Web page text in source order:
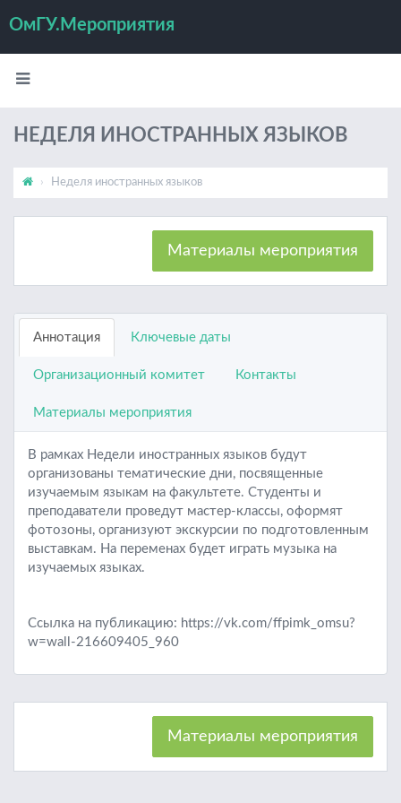
ОмГУ.Мероприятия
НЕДЕЛЯ ИНОСТРАННЫХ ЯЗЫКОВ
Неделя иностранных языков
Материалы мероприятия
Аннотация Ключевые даты
Организационный комитет Контакты
Материалы мероприятия
В рамках Недели иностранных языков будут
организованы тематические дни, посвященные
изучаемым языкам на факультете. Студенты и
преподаватели проведут мастер-классы, оформят
фотозоны, организуют экскурсии по подготовленным
выставкам. На переменах будет играть музыка на
изучаемых языках.
Ссылка на публикацию: https://vk.com/ffpimk_omsu?
w=wall-216609405_960
Материалы мероприятия